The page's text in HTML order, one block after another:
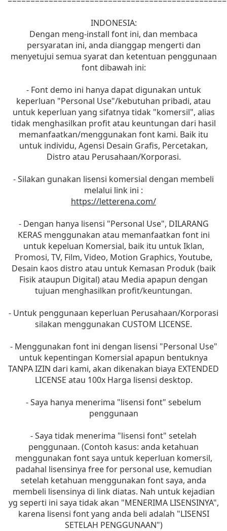
INDONESIA:
Dengan meng-install font ini, dan membaca
persyaratan ini, anda dianggap mengerti dan
menyetujui semua syarat dan ketentuan penggunaan
font dibawah ini:
- Font demo ini hanya dapat digunakan untuk
keperluan "Personal Use"/kebutuhan pribadi, atau
untuk keperluan yang sifatnya tidak "komersil", alias
tidak menghasilkan profit atau keuntungan dari hasil
memanfaatkan/menggunakan font kami. Baik itu
untuk individu, Agensi Desain Grafis, Percetakan,
Distro atau Perusahaan/Korporasi.
- Silakan gunakan lisensi komersial dengan membeli
melalui link ini :
https://letterena.com/
- Dengan hanya lisensi "Personal Use", DILARANG
KERAS menggunakan atau memanfaatkan font ini
untuk kepeluan Komersial, baik itu untuk Iklan,
Promosi, TV, Film, Video, Motion Graphics, Youtube,
Desain kaos distro atau untuk Kemasan Produk (baik
Fisik ataupun Digital) atau Media apapun dengan
tujuan menghasilkan profit/keuntungan.
- Untuk penggunaan keperluan Perusahaan/Korporasi
silakan menggunakan CUSTOM LICENSE.
- Menggunakan font ini dengan lisensi "Personal Use"
untuk kepentingan Komersial apapun bentuknya
TANPA IZIN dari kami, akan dikenakan biaya EXTENDED
LICENSE atau 100x Harga lisensi desktop.
- Saya hanya menerima "lisensi font" sebelum
penggunaan
- Saya tidak menerima "lisensi font" setelah
penggunaan. (Contoh kasus: anda ketahuan
menggunakan font saya untuk keperluan komersil,
padahal lisensinya free for personal use, kemudian
setelah ketahuan menggunakan font saya, anda
membeli lisensinya di link diatas. Nah untuk kejadian
yg seperti ini saya tidak akan "MENERIMA LISENSINYA",
karena lisensi font yang anda beli adalah "LISENSI
SETELAH PENGGUNAAN")